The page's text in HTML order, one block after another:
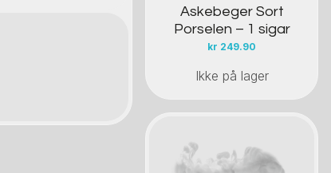
Askebeger Sort
Porselen – 1 sigar
kr 249.90
Ikke på lager